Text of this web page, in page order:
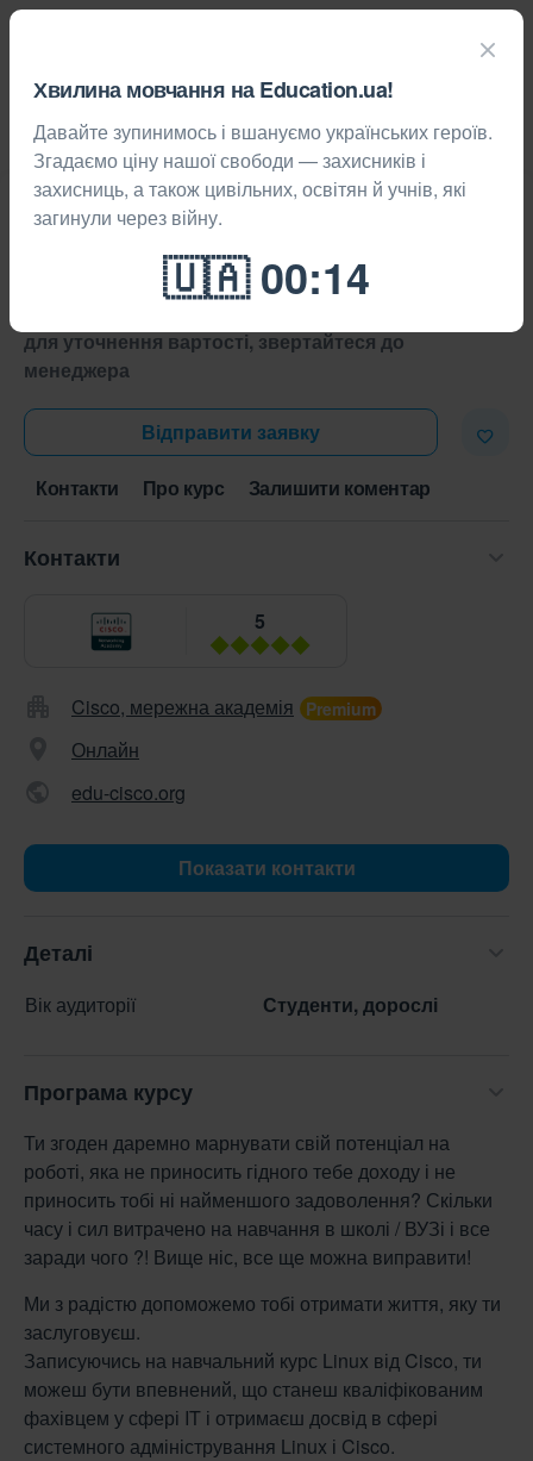
Курси Онлайн Системне адміністрування
Linux LPI, розуміння апаратного
300 грн за заняття
для уточнення вартості, звертайтеся до
менеджера
Відправити заявку
Контакти Про курс Залишити коментар
Контакти
5
Cisco, мережна академія
Онлайн
edu-cisco.org
Показати контакти
Деталі
Вік аудиторії Студенти, дорослі
Програма курсу
Ти згоден даремно марнувати свій потенціал на
роботі, яка не приносить гідного тебе доходу і не
приносить тобі ні найменшого задоволення? Скільки
часу і сил витрачено на навчання в школі / ВУЗі і все
заради чого ?! Вище ніс, все ще можна виправити!
Ми з радістю допоможемо тобі отримати життя, яку ти
заслуговуєш.
Записуючись на навчальний курс Linux від Cisco, ти
можеш бути впевнений, що станеш кваліфікованим
фахівцем у сфері IT і отримаєш досвід в сфері
системного адміністрування Linux і Cisco.
Хвилина мовчання на Education.ua!
Давайте зупинимось і вшануємо українських героїв.
Згадаємо ціну нашої свободи — захисників і
захисниць, а також цивільних, освітян й учнів, які
загинули через війну.